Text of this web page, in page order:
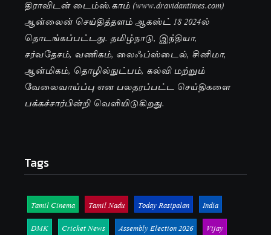
திராவிடன் டைம்ஸ்.காம் (www.dravidantimes.com)
ஆன்லைன் செய்தித்தளம் ஆகஸ்ட் 18 2024ல்
தொடங்கப்பட்டது. தமிழ்நாடு, இந்தியா,
சர்வதேசம், வணிகம், லைஃப்ஸ்டைல், சினிமா,
ஆன்மிகம், தொழில்நுட்பம், கல்வி மற்றும்
வேலைவாய்ப்பு என பலதரப்பட்ட செய்திகளை
பக்கச்சார்பின்றி வெளியிடுகிறது.
Tags
Tamil Cinema Tamil Nadu Today Rasipalan
India
DMK
Cricket News Assembly Election 2026
Vijay